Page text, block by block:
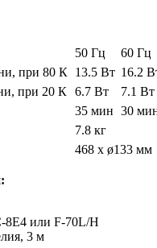
50 Гц
60 Гц
при 80 К 13.5 Вт 16.2
при 20 К 6.7 Вт
7.1 Вт
35 мин 30
7.8 кг
468 x ø133 мм
8E4 или F-70L/H
3 м